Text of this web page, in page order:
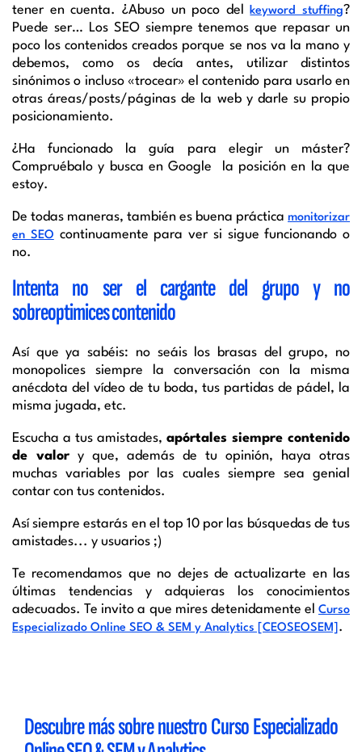
tener en cuenta. ¿Abuso un poco del
keyword stuffing?
Puede ser… Los SEO siempre tenemos que repasar un
poco los contenidos creados porque se nos va la mano y
debemos, como os decía antes, utilizar distintos
sinónimos o incluso «trocear» el contenido para usarlo en
otras áreas/posts/páginas de la web y darle su propio
posicionamiento.
¿Ha funcionado la guía para elegir un máster?
Compruébalo y busca en Google la posición en la que
estoy.
De todas maneras, también es buena práctica monitorizar
en SEO continuamente para ver si sigue funcionando o
no.
Intenta no ser el cargante del grupo y no
sobreoptimices contenido
Así que ya sabéis: no seáis los brasas del grupo, no
monopolices siempre la conversación con la misma
anécdota del vídeo de tu boda, tus partidas de pádel, la
misma jugada, etc.
Escucha a tus amistades, apórtales siempre contenido
de valor y que, además de tu opinión, haya otras
muchas variables por las cuales siempre sea genial
contar con tus contenidos.
Así siempre estarás en el top 10 por las búsquedas de tus
amistades... y usuarios ;)
Te recomendamos que no dejes de actualizarte en las
últimas tendencias y adquieras los conocimientos
adecuados. Te invito a que mires detenidamente el Curso
Especializado Online SEO & SEM y Analytics [CEOSEOSEM] .
Descubre más sobre nuestro Curso Especializado